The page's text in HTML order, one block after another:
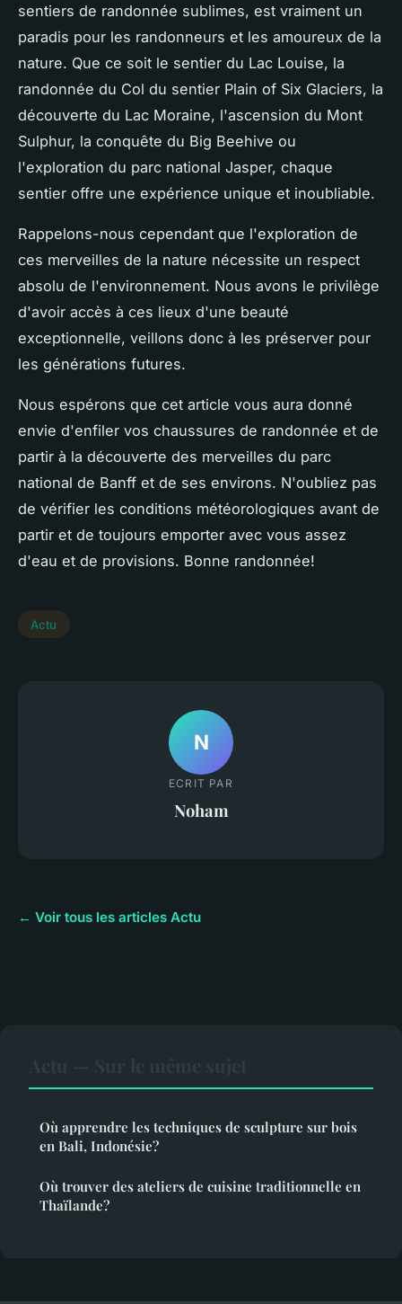
sentiers de randonnée sublimes, est vraiment un
paradis pour les randonneurs et les amoureux de la
nature. Que ce soit le sentier du Lac Louise, la
randonnée du Col du sentier Plain of Six Glaciers, la
découverte du Lac Moraine, l'ascension du Mont
Sulphur, la conquête du Big Beehive ou
l'exploration du parc national Jasper, chaque
sentier offre une expérience unique et inoubliable.
Rappelons-nous cependant que l'exploration de
ces merveilles de la nature nécessite un respect
absolu de l'environnement. Nous avons le privilège
d'avoir accès à ces lieux d'une beauté
exceptionnelle, veillons donc à les préserver pour
les générations futures.
Nous espérons que cet article vous aura donné
envie d'enfiler vos chaussures de randonnée et de
partir à la découverte des merveilles du parc
national de Banff et de ses environs. N'oubliez pas
de vérifier les conditions météorologiques avant de
partir et de toujours emporter avec vous assez
d'eau et de provisions. Bonne randonnée!
Actu
N
ECRIT PAR
Noham
← Voir tous les articles Actu
Où apprendre les techniques de sculpture sur bois
en Bali, Indonésie?
Où trouver des ateliers de cuisine traditionnelle en
Thaïlande?